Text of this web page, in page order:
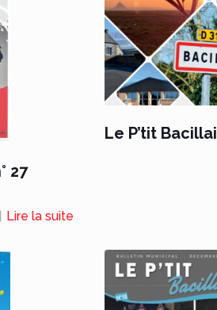
27
Lire la suite
Le P’tit